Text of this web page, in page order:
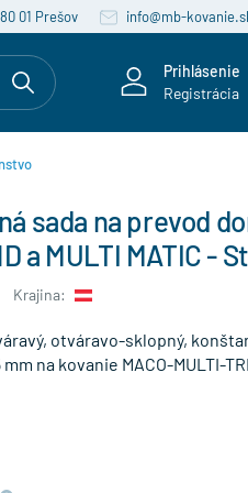
01 Prešov info@mb-
Prihlásenie
Registrácia
sada na prevod
a MULTI MATIC -
Krajina:
otváravo-sklopný,
na kovanie MACO-MULTI-